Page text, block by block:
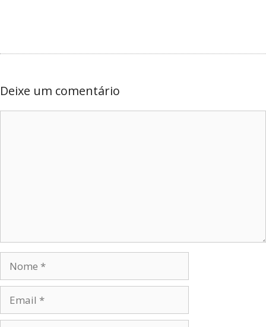
Deixe um comentário